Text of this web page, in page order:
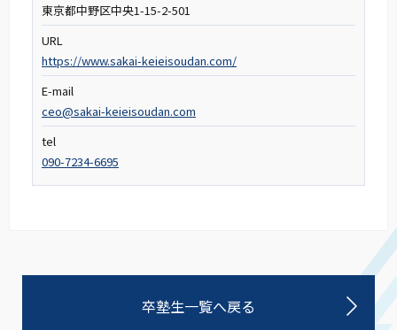
東京都中野区中央1-15-2-501
URL
https://www.sakai-keieisoudan.com/
E-mail
ceo@sakai-keieisoudan.com
tel
090-7234-6695
卒塾生一覧へ戻る